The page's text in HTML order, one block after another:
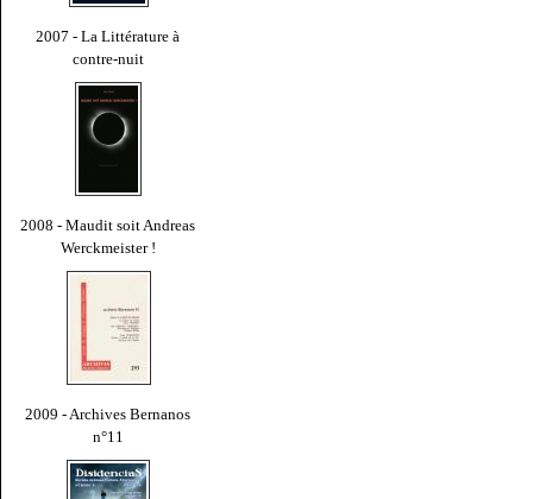
2007 - La Littérature à
contre-nuit
2008 - Maudit soit Andreas
Werckmeister !
2009 - Archives Bernanos
n°11